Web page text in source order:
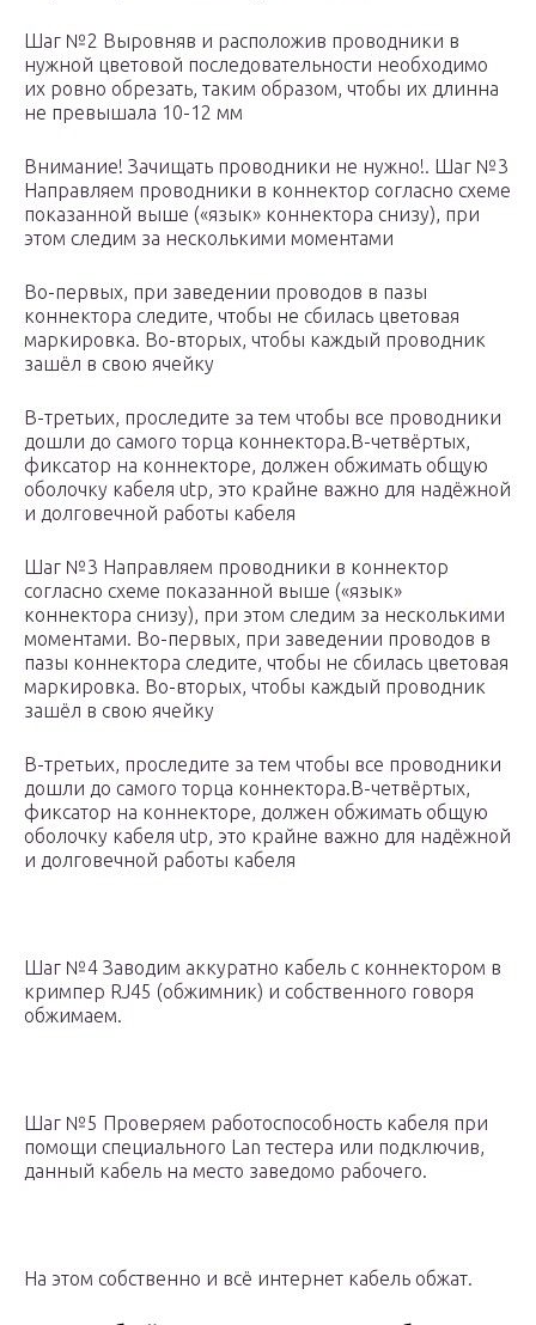
Шаг №2 Выровняв и расположив проводники в
нужной цветовой последовательности необходимо
их ровно обрезать, таким образом, чтобы их длинна
не превышала 10-12 мм
Внимание! Зачищать проводники не нужно!. Шаг №3
Направляем проводники в коннектор согласно схеме
показанной выше («язык» коннектора снизу), при
этом следим за несколькими моментами
Во-первых, при заведении проводов в пазы
коннектора следите, чтобы не сбилась цветовая
маркировка. Во-вторых, чтобы каждый проводник
зашёл в свою ячейку
В-третьих, проследите за тем чтобы все проводники
дошли до самого торца коннектора.В-четвёртых,
фиксатор на коннекторе, должен обжимать общую
оболочку кабеля utp, это крайне важно для надёжной
и долговечной работы кабеля
Шаг №3 Направляем проводники в коннектор
согласно схеме показанной выше («язык»
коннектора снизу), при этом следим за несколькими
моментами. Во-первых, при заведении проводов в
пазы коннектора следите, чтобы не сбилась цветовая
маркировка. Во-вторых, чтобы каждый проводник
зашёл в свою ячейку
В-третьих, проследите за тем чтобы все проводники
дошли до самого торца коннектора.В-четвёртых,
фиксатор на коннекторе, должен обжимать общую
оболочку кабеля utp, это крайне важно для надёжной
и долговечной работы кабеля
Шаг №4 Заводим аккуратно кабель с коннектором в
кримпер RJ45 (обжимник) и собственного говоря
обжимаем.
Шаг №5 Проверяем работоспособность кабеля при
помощи специального Lan тестера или подключив,
данный кабель на место заведомо рабочего.
На этом собственно и всё интернет кабель обжат.